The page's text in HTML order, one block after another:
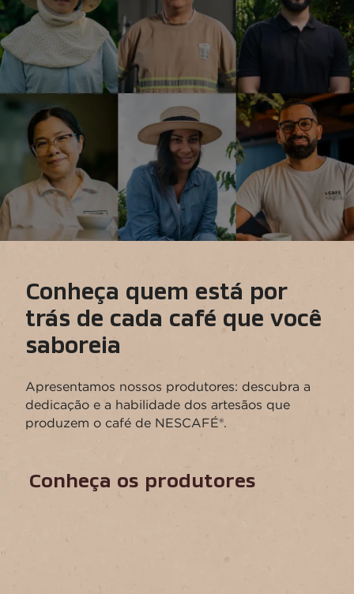
Conheça quem está por
trás de cada café que você
saboreia
Apresentamos nossos produtores: descubra a
dedicação e a habilidade dos artesãos que
produzem o café de NESCAFÉ®.
Conheça os produtores